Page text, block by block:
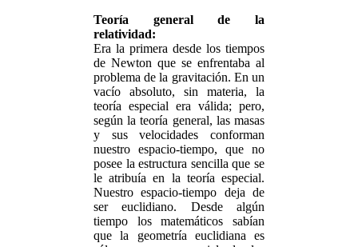
Teoría general de la
relatividad:
Era la primera desde los tiempos
de Newton que se enfrentaba al
problema de la gravitación. En un
vacío absoluto, sin materia, la
teoría especial era válida; pero,
según la teoría general, las masas
y sus velocidades conforman
nuestro espacio-tiempo, que no
posee la estructura sencilla que se
le atribuía en la teoría especial.
Nuestro espacio-tiempo deja de
ser euclidiano. Desde algún
tiempo los matemáticos sabían
que la geometría euclidiana es